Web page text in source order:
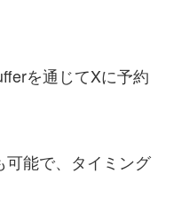
を通じてXに予約
能で、タイミング